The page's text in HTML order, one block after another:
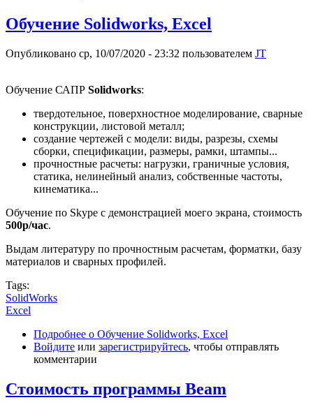
Обучение Solidworks, Excel
Опубликовано ср, 10/07/2020 - 23:32 пользователем JT
Обучение САПР Solidworks:
твердотельное, поверхностное моделирование, сварные
конструкции, листовой металл;
создание чертежей с модели: виды, разрезы, схемы
сборки, спецификации, размеры, рамки, штампы...
прочностные расчеты: нагрузки, граничные условия,
статика, нелинейный анализ, собственные частоты,
кинематика...
Обучение по Skype с демонстрацией моего экрана, стоимость
500р/час.
Выдам литературу по прочностным расчетам, форматки, базу
материалов и сварных профилей.
Tags:
SolidWorks
Excel
Подробнее о Обучение Solidworks, Excel
Войдите или зарегистрируйтесь, чтобы отправлять
комментарии
Стоимость программы Beam